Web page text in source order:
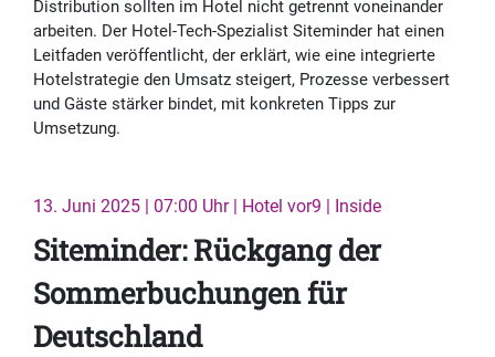
Distribution sollten im Hotel nicht getrennt voneinander
arbeiten. Der Hotel-Tech-Spezialist Siteminder hat einen
Leitfaden veröffentlicht, der erklärt, wie eine integrierte
Hotelstrategie den Umsatz steigert, Prozesse verbessert
und Gäste stärker bindet, mit konkreten Tipps zur
Umsetzung.
13. Juni 2025 | 07:00 Uhr | Hotel vor9 | Inside
Siteminder: Rückgang der
Sommerbuchungen für
Deutschland